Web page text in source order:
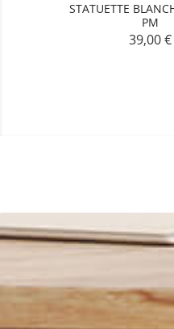
STATUETTE
PM
Prix
39,00 €